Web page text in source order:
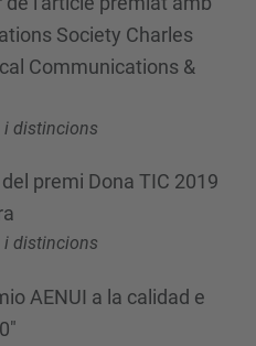
Society Charles
Communications &
i distincions
premi Dona TIC 2019
i distincions
AENUI a la calidad e